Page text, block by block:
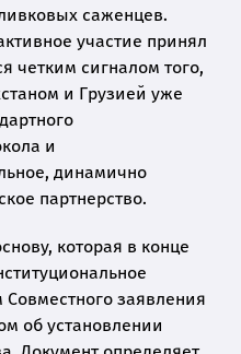
саженцев.
участие принял
четким сигналом того,
и Грузией уже
и
динамично
партнерство.
которая в конце
заявления
об установлении